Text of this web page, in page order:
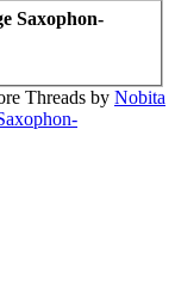
Saxophon-
Threads by Nobita